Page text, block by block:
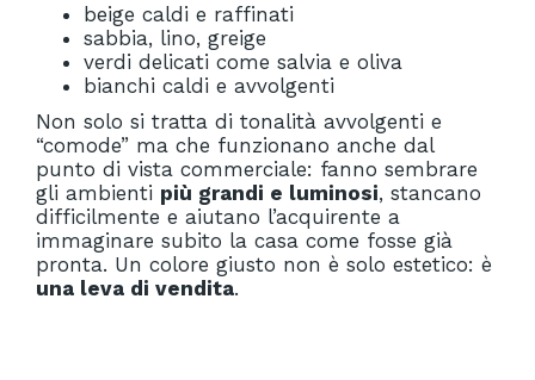
beige caldi e raffinati
sabbia, lino, greige
verdi delicati come salvia e oliva
bianchi caldi e avvolgenti
Non solo si tratta di tonalità avvolgenti e
“comode” ma che funzionano anche dal
punto di vista commerciale: fanno sembrare
gli ambienti più grandi e luminosi, stancano
difficilmente e aiutano l’acquirente a
immaginare subito la casa come fosse già
pronta. Un colore giusto non è solo estetico: è
una leva di vendita.